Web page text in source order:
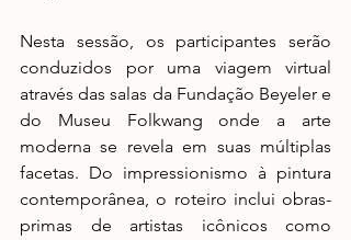
Nesta sessão, os participantes serão
conduzidos por uma viagem virtual
através das salas da Fundação Beyeler e
do Museu Folkwang onde a arte
moderna se revela em suas múltiplas
facetas. Do impressionismo à pintura
contemporânea, o roteiro inclui obras-
primas de artistas icônicos como